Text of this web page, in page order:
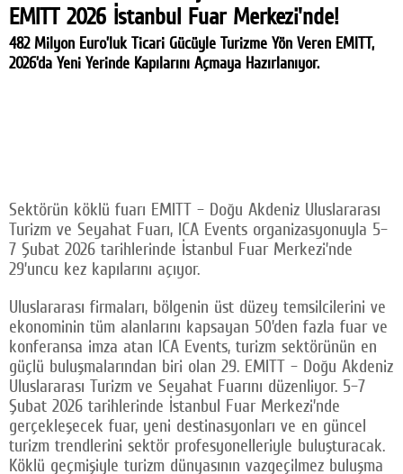
Facebook
Twitter
EMITT 2026 İstanbul Fuar Merkezi'nde!
482 Milyon Euro’luk Ticari Gücüyle Turizme Yön Veren EMITT,
2026’da Yeni Yerinde Kapılarını Açmaya Hazırlanıyor.
Sektörün köklü fuarı EMITT – Doğu Akdeniz Uluslararası
Turizm ve Seyahat Fuarı, ICA Events organizasyonuyla 5–
7 Şubat 2026 tarihlerinde İstanbul Fuar Merkezi’nde
29’uncu kez kapılarını açıyor.
Uluslararası firmaları, bölgenin üst düzey temsilcilerini ve
ekonominin tüm alanlarını kapsayan 50’den fazla fuar ve
konferansa imza atan ICA Events, turizm sektörünün en
güçlü buluşmalarından biri olan 29. EMITT – Doğu Akdeniz
Uluslararası Turizm ve Seyahat Fuarını düzenliyor. 5–7
Şubat 2026 tarihlerinde İstanbul Fuar Merkezi’nde
gerçekleşecek fuar, yeni destinasyonları ve en güncel
turizm trendlerini sektör profesyonelleriyle buluşturacak.
Köklü geçmişiyle turizm dünyasının vazgeçilmez buluşma